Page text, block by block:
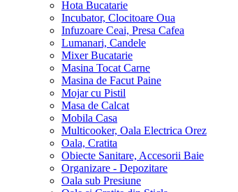
Hota Bucatarie
Incubator, Clocitoare Oua
Infuzoare Ceai, Presa Cafea
Lumanari, Candele
Mixer Bucatarie
Masina Tocat Carne
Masina de Facut Paine
Mojar cu Pistil
Masa de Calcat
Mobila Casa
Multicooker, Oala Electrica Orez
Oala, Cratita
Obiecte Sanitare, Accesorii Baie
Organizare - Depozitare
Oala sub Presiune